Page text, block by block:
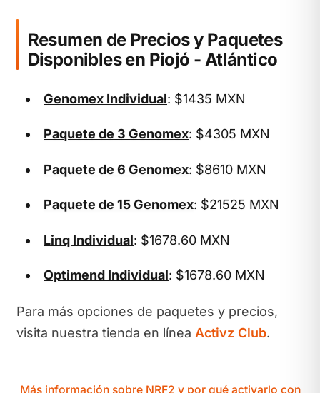
Resumen de Precios y Paquetes
Disponibles en Piojó - Atlántico
Genomex Individual: $1435 MXN
Paquete de 3 Genomex: $4305 MXN
Paquete de 6 Genomex: $8610 MXN
Paquete de 15 Genomex: $21525 MXN
Linq Individual: $1678.60 MXN
Optimend Individual: $1678.60 MXN
Para más opciones de paquetes y precios,
visita nuestra tienda en línea Activz Club.
Más información sobre NRF2 y por qué activarlo con